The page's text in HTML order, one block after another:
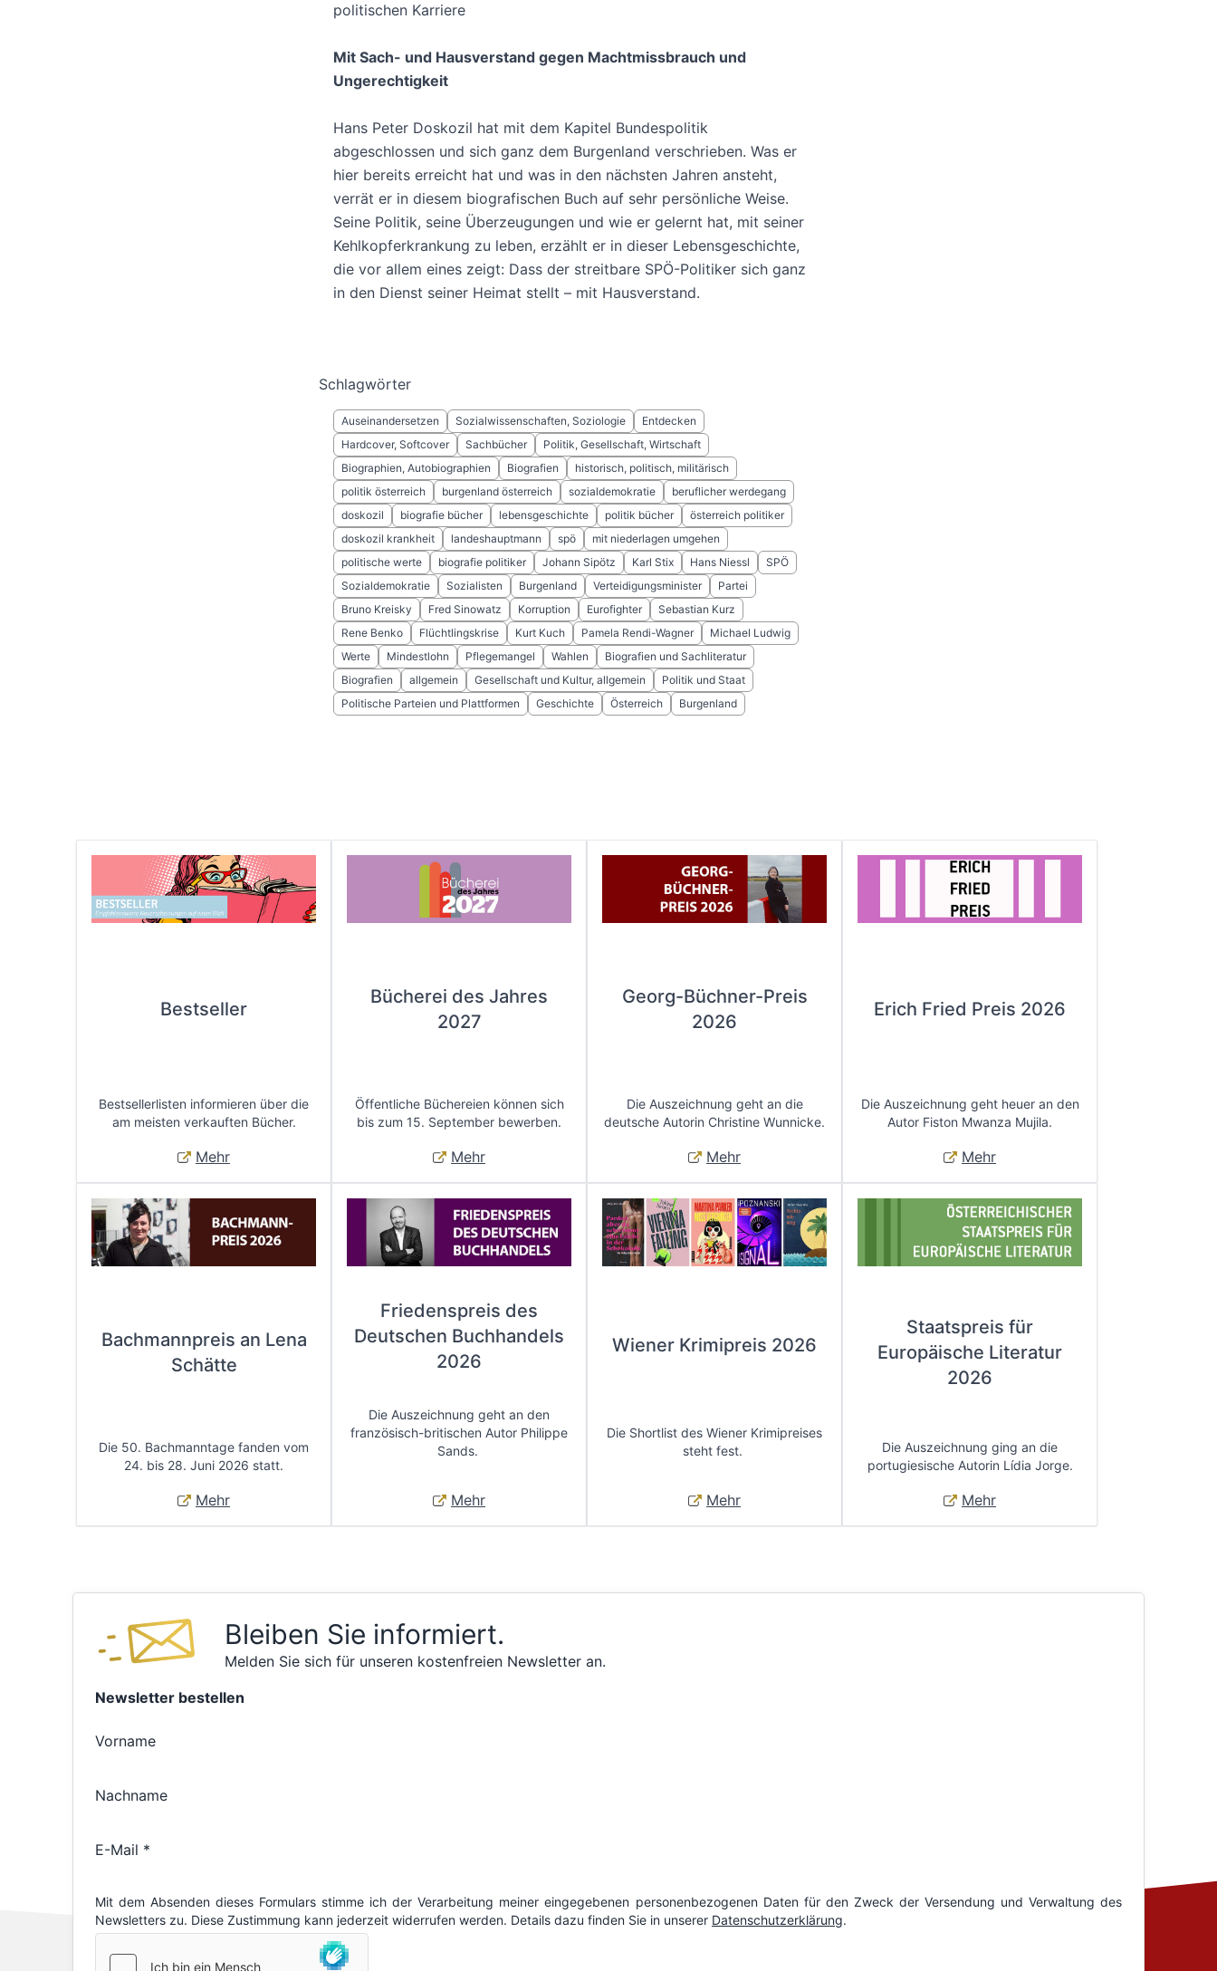
politischen Karriere
Mit Sach- und Hausverstand gegen Machtmissbrauch und
Ungerechtigkeit
Hans Peter Doskozil hat mit dem Kapitel Bundespolitik
abgeschlossen und sich ganz dem Burgenland verschrieben. Was er
hier bereits erreicht hat und was in den nächsten Jahren ansteht,
verrät er in diesem biografischen Buch auf sehr persönliche Weise.
Seine Politik, seine Überzeugungen und wie er gelernt hat, mit seiner
Kehlkopferkrankung zu leben, erzählt er in dieser Lebensgeschichte,
die vor allem eines zeigt: Dass der streitbare SPÖ-Politiker sich ganz
in den Dienst seiner Heimat stellt – mit Hausverstand.
Schlagwörter
Auseinandersetzen Sozialwissenschaften, Soziologie
Entdecken
Hardcover, Softcover
Sachbücher
Politik, Gesellschaft, Wirtschaft
Biographien, Autobiographien
Biografien
historisch, politisch, militärisch
politik österreich
burgenland österreich sozialdemokratie
beruflicher werdegang
doskozil
biografie bücher lebensgeschichte politik bücher
österreich politiker
doskozil krankheit
landeshauptmann spö
mit niederlagen umgehen
politische werte
biografie politiker Johann Sipötz Karl Stix Hans Niessl
SPÖ
Sozialdemokratie
Sozialisten Burgenland Verteidigungsminister
Partei
Bruno Kreisky
Fred Sinowatz Korruption Eurofighter
Sebastian Kurz
Rene Benko
Flüchtlingskrise Kurt Kuch Pamela Rendi-Wagner
Michael Ludwig
Werte
Mindestlohn Pflegemangel Wahlen
Biografien und Sachliteratur
Biografien
allgemein Gesellschaft und Kultur, allgemein
Politik und Staat
Politische Parteien und Plattformen
Geschichte Österreich Burgenland
Bestseller
Bestsellerlisten informieren über die
am meisten verkauften Bücher.
Mehr
Bücherei des Jahres
2027
Öffentliche Büchereien können sich
bis zum 15. September bewerben.
Mehr
Georg-Büchner-Preis
2026
Die Auszeichnung geht an die
deutsche Autorin Christine Wunnicke.
Mehr
Erich Fried Preis 2026
Die Auszeichnung geht heuer an den
Autor Fiston Mwanza Mujila.
Mehr
Bachmannpreis an Lena
Schätte
Die 50. Bachmanntage fanden vom
24. bis 28. Juni 2026 statt.
Mehr
Friedenspreis des
Deutschen Buchhandels
2026
Die Auszeichnung geht an den
französisch-britischen Autor Philippe
Sands.
Mehr
Wiener Krimipreis 2026
Die Shortlist des Wiener Krimipreises
steht fest.
Mehr
Staatspreis für
Europäische Literatur
2026
Die Auszeichnung ging an die
portugiesische Autorin Lídia Jorge.
Mehr
Bleiben Sie informiert.
Melden Sie sich für unseren kostenfreien Newsletter an.